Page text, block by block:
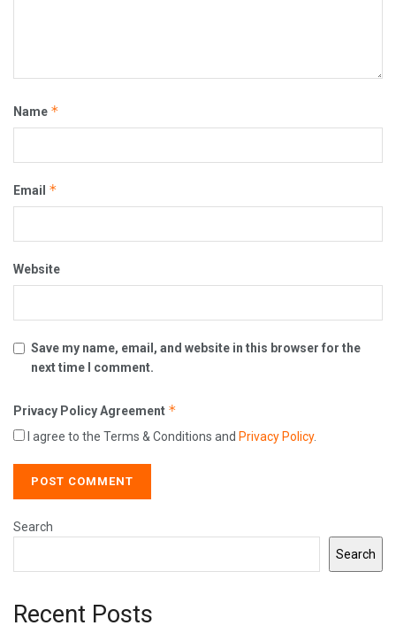
Name *
Email *
Website
Save my name, email, and website in this browser for the
next time I comment.
Privacy Policy Agreement *
I agree to the Terms & Conditions and Privacy Policy.
Search
Search
Recent Posts